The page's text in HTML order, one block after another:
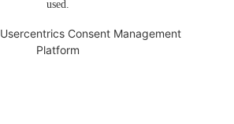
used.
Usercentrics Consent Management
Platform